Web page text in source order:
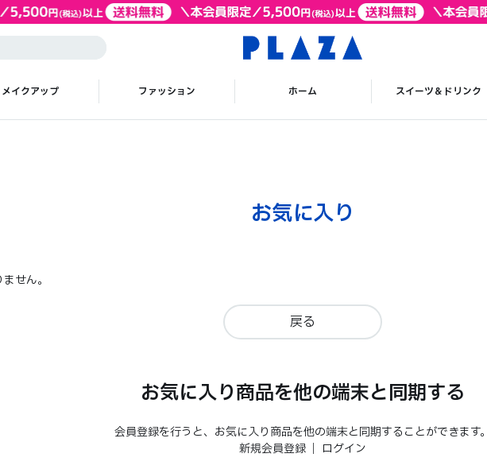
メイクアップ ファッション ホーム スイーツ＆ドリンク
お気に入り
せん。
戻る
お気に入り商品を他の端末と同期する
会員登録を行うと、お気に入り商品を他の端末と同期することができます。
新規会員登録
ログイン